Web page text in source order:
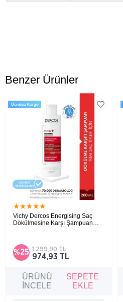
Benzer Ürünler
★★★★★
Vichy Dercos Energising Saç
Dökülmesine Karşı Şampuan
tamamlayıcı şampuan.
%25
974,93 TL
1.299,90 TL
Ücretsiz Kargo
ÜRÜNÜ
İNCELE
SEPETE
EKLE